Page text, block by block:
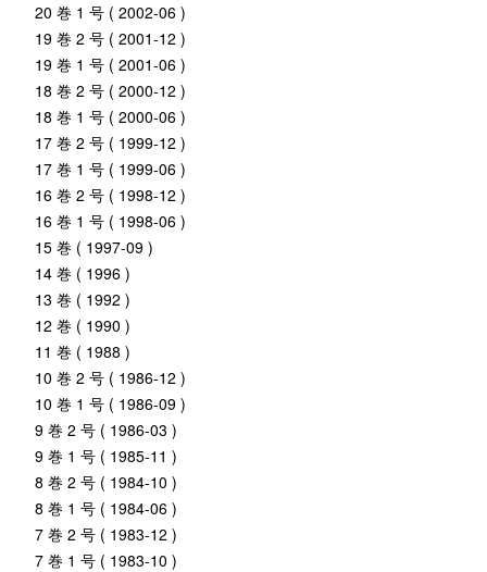
20 巻 1 号 ( 2002-06 )
19 巻 2 号 ( 2001-12 )
19 巻 1 号 ( 2001-06 )
18 巻 2 号 ( 2000-12 )
18 巻 1 号 ( 2000-06 )
17 巻 2 号 ( 1999-12 )
17 巻 1 号 ( 1999-06 )
16 巻 2 号 ( 1998-12 )
16 巻 1 号 ( 1998-06 )
15 巻 ( 1997-09 )
14 巻 ( 1996 )
13 巻 ( 1992 )
12 巻 ( 1990 )
11 巻 ( 1988 )
10 巻 2 号 ( 1986-12 )
10 巻 1 号 ( 1986-09 )
9 巻 2 号 ( 1986-03 )
9 巻 1 号 ( 1985-11 )
8 巻 2 号 ( 1984-10 )
8 巻 1 号 ( 1984-06 )
7 巻 2 号 ( 1983-12 )
7 巻 1 号 ( 1983-10 )